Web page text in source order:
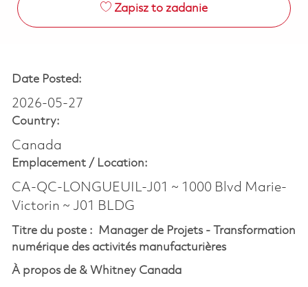
Zapisz to zadanie
Date Posted:
2026-05-27
Country:
Canada
Emplacement / Location:
CA-QC-LONGUEUIL-J01 ~ 1000 Blvd Marie-
Victorin ~ J01 BLDG
Titre du poste : Manager de Projets - Transformation
numérique des activités manufacturières
À propos de & Whitney Canada